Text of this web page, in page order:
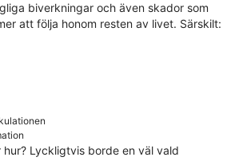
biverkningar och även skador som
att följa honom resten av livet. Särskilt:
hur? Lyckligtvis borde en väl vald